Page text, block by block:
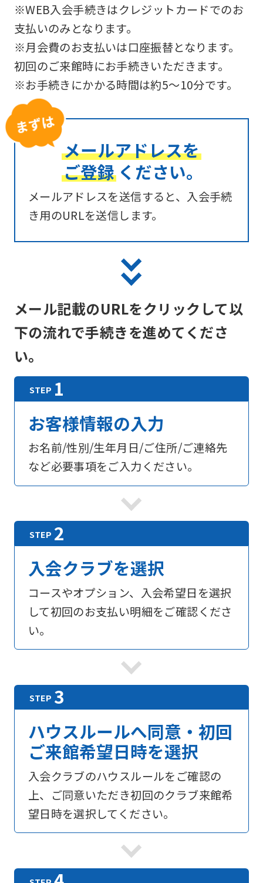
※WEB入会手続きはクレジットカードでのお
支払いのみとなります。
※月会費のお支払いは口座振替となります。
初回のご来館時にお手続きいただきます。
※お手続きにかかる時間は約5～10分です。
メールアドレスを
ご登録 ください。
メールアドレスを送信すると、入会手続
き用のURLを送信します。
メール記載のURLをクリックして以
下の流れで手続きを進めてくださ
い。
お客様情報の入力
お名前/性別/生年月日/ご住所/ご連絡先
など必要事項をご入力ください。
入会クラブを選択
コースやオプション、入会希望日を選択
して初回のお支払い明細をご確認くださ
い。
ハウスルールへ同意・初回
ご来館希望日時を選択
入会クラブのハウスルールをご確認の
上、ご同意いただき初回のクラブ来館希
望日時を選択してください。